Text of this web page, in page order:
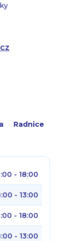
Radnice
- 18:00
- 13:00
- 18:00
- 13:00